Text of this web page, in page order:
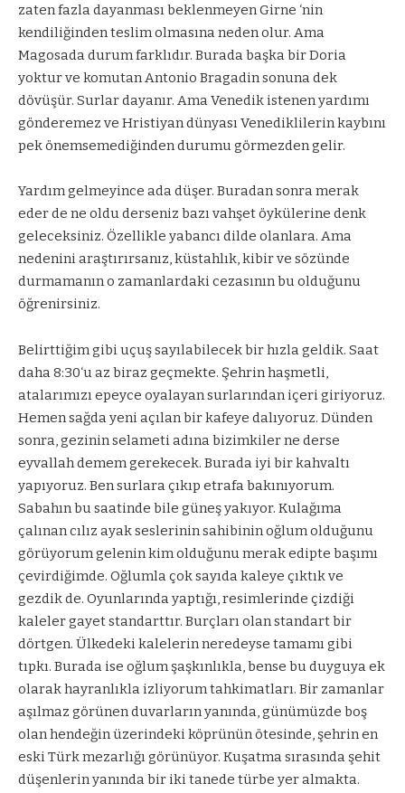
zaten fazla dayanması beklenmeyen Girne ‘nin
kendiliğinden teslim olmasına neden olur. Ama
Magosada durum farklıdır. Burada başka bir Doria
yoktur ve komutan Antonio Bragadin sonuna dek
dövüşür. Surlar dayanır. Ama Venedik istenen yardımı
gönderemez ve Hristiyan dünyası Venediklilerin kaybını
pek önemsemediğinden durumu görmezden gelir.
Yardım gelmeyince ada düşer. Buradan sonra merak
eder de ne oldu derseniz bazı vahşet öykülerine denk
geleceksiniz. Özellikle yabancı dilde olanlara. Ama
nedenini araştırırsanız, küstahlık, kibir ve sözünde
durmamanın o zamanlardaki cezasının bu olduğunu
öğrenirsiniz.
Belirttiğim gibi uçuş sayılabilecek bir hızla geldik. Saat
daha 8:30‘u az biraz geçmekte. Şehrin haşmetli,
atalarımızı epeyce oyalayan surlarından içeri giriyoruz.
Hemen sağda yeni açılan bir kafeye dalıyoruz. Dünden
sonra, gezinin selameti adına bizimkiler ne derse
eyvallah demem gerekecek. Burada iyi bir kahvaltı
yapıyoruz. Ben surlara çıkıp etrafa bakınıyorum.
Sabahın bu saatinde bile güneş yakıyor. Kulağıma
çalınan cılız ayak seslerinin sahibinin oğlum olduğunu
görüyorum gelenin kim olduğunu merak edipte başımı
çevirdiğimde. Oğlumla çok sayıda kaleye çıktık ve
gezdik de. Oyunlarında yaptığı, resimlerinde çizdiği
kaleler gayet standarttır. Burçları olan standart bir
dörtgen. Ülkedeki kalelerin neredeyse tamamı gibi
tıpkı. Burada ise oğlum şaşkınlıkla, bense bu duyguya ek
olarak hayranlıkla izliyorum tahkimatları. Bir zamanlar
aşılmaz görünen duvarların yanında, günümüzde boş
olan hendeğin üzerindeki köprünün ötesinde, şehrin en
eski Türk mezarlığı görünüyor. Kuşatma sırasında şehit
düşenlerin yanında bir iki tanede türbe yer almakta.